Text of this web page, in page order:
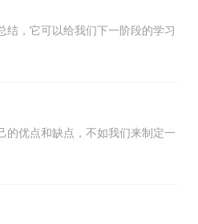
，它可以给我们下一阶段的学习
的优点和缺点，不如我们来制定一